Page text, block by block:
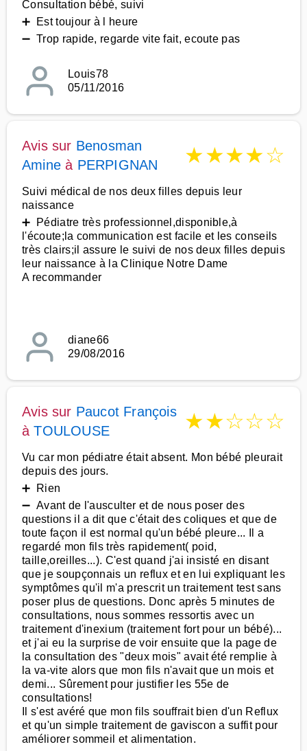
Consultation bébé, suivi
➕ Est toujour à l heure
➖ Trop rapide, regarde vite fait, ecoute pas
Louis78
05/11/2016
Avis sur Benosman
Amine à PERPIGNAN ★★★★☆
Suivi médical de nos deux filles depuis leur
naissance
➕ Pédiatre très professionnel,disponible,à
l'écoute;la communication est facile et les conseils
très clairs;il assure le suivi de nos deux filles depuis
leur naissance à la Clinique Notre Dame
A recommander
diane66
29/08/2016
Avis sur Paucot François
àTOULOUSE ★★☆☆☆
Vu car mon pédiatre était absent. Mon bébé pleurait
depuis des jours.
➕ Rien
➖ Avant de l'ausculter et de nous poser des
questions il a dit que c'était des coliques et que de
toute façon il est normal qu'un bébé pleure... Il a
regardé mon fils très rapidement( poid,
taille,oreilles...). C'est quand j'ai insisté en disant
que je soupçonnais un reflux et en lui expliquant les
symptômes qu'il m'a prescrit un traitement test sans
poser plus de questions. Donc après 5 minutes de
consultations, nous sommes ressortis avec un
traitement d'inexium (traitement fort pour un bébé)...
et j'ai eu la surprise de voir ensuite que la page de
la consultation des "deux mois" avait été remplie à
la va-vite alors que mon fils n'avait que un mois et
demi... Sûrement pour justifier les 55e de
consultations!
Il s'est avéré que mon fils souffrait bien d'un Reflux
et qu'un simple traitement de gaviscon a suffit pour
améliorer sommeil et alimentation.